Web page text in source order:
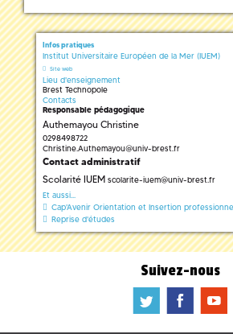
Infos pratiques
Institut Universitaire Européen de la Mer (IUEM)
Site web
Lieu d'enseignement
Brest Technopole
Contacts
Responsable pédagogique
Authemayou Christine
0298498722
Christine.Authemayou@univ-brest.fr
Contact administratif
Scolarité IUEM scolarite-iuem@univ-brest.fr
Et aussi...
Cap'Avenir Orientation et Insertion
Reprise d'études
Suivez-nous
a b f